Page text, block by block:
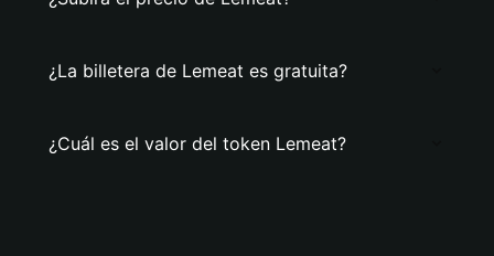
¿La billetera de Lemeat es gratuita?
¿Cuál es el valor del token Lemeat?